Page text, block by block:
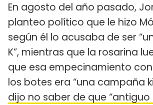
En agosto del año pasado,
planteo político que le hizo
según él lo acusaba de ser
K”, mientras que la rosarina
que esa empecinamiento
los botes era “una campaña
dijo no saber de que “antiguo